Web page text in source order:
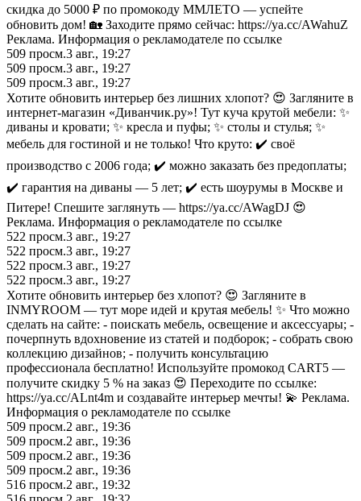
скидка до 5000 ₽ по промокоду ММЛЕТО — успейте
обновить дом! 🏡 Заходите прямо сейчас: https://ya.cc/AWahuZ
Реклама. Информация о рекламодателе по ссылке
509 просм.3 авг., 19:27
509 просм.3 авг., 19:27
509 просм.3 авг., 19:27
Хотите обновить интерьер без лишних хлопот? 😍 Загляните в
интернет‑магазин «Диванчик.ру»! Тут куча крутой мебели: ✨
диваны и кровати; ✨ кресла и пуфы; ✨ столы и стулья; ✨
мебель для гостиной и не только! Что круто: ✔️ своё
производство с 2006 года; ✔️ можно заказать без предоплаты;
✔️ гарантия на диваны — 5 лет; ✔️ есть шоурумы в Москве и
Питере! Спешите заглянуть — https://ya.cc/AWagDJ 😍
Реклама. Информация о рекламодателе по ссылке
522 просм.3 авг., 19:27
522 просм.3 авг., 19:27
522 просм.3 авг., 19:27
522 просм.3 авг., 19:27
Хотите обновить интерьер без хлопот? 😍 Загляните в
INMYROOM — тут море идей и крутая мебель! ✨ Что можно
сделать на сайте: - поискать мебель, освещение и аксессуары; -
почерпнуть вдохновение из статей и подборок; - собрать свою
коллекцию дизайнов; - получить консультацию
профессионала бесплатно! Используйте промокод CART5 —
получите скидку 5 % на заказ 😍 Переходите по ссылке:
https://ya.cc/ALnt4m и создавайте интерьер мечты! 💫 Реклама.
Информация о рекламодателе по ссылке
509 просм.2 авг., 19:36
509 просм.2 авг., 19:36
509 просм.2 авг., 19:36
509 просм.2 авг., 19:36
516 просм.2 авг., 19:32